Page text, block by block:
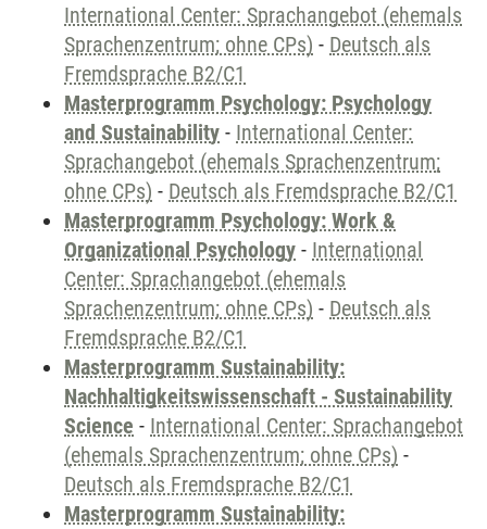
International Center: Sprachangebot (ehemals
Sprachenzentrum; ohne CPs) - Deutsch als
Fremdsprache B2/C1
Masterprogramm Psychology: Psychology
and Sustainability - International Center:
Sprachangebot (ehemals Sprachenzentrum;
ohne CPs) - Deutsch als Fremdsprache B2/C1
Masterprogramm Psychology: Work &
Organizational Psychology - International
Center: Sprachangebot (ehemals
Sprachenzentrum; ohne CPs) - Deutsch als
Fremdsprache B2/C1
Masterprogramm Sustainability:
Nachhaltigkeitswissenschaft - Sustainability
Science - International Center: Sprachangebot
(ehemals Sprachenzentrum; ohne CPs) -
Deutsch als Fremdsprache B2/C1
Masterprogramm Sustainability: